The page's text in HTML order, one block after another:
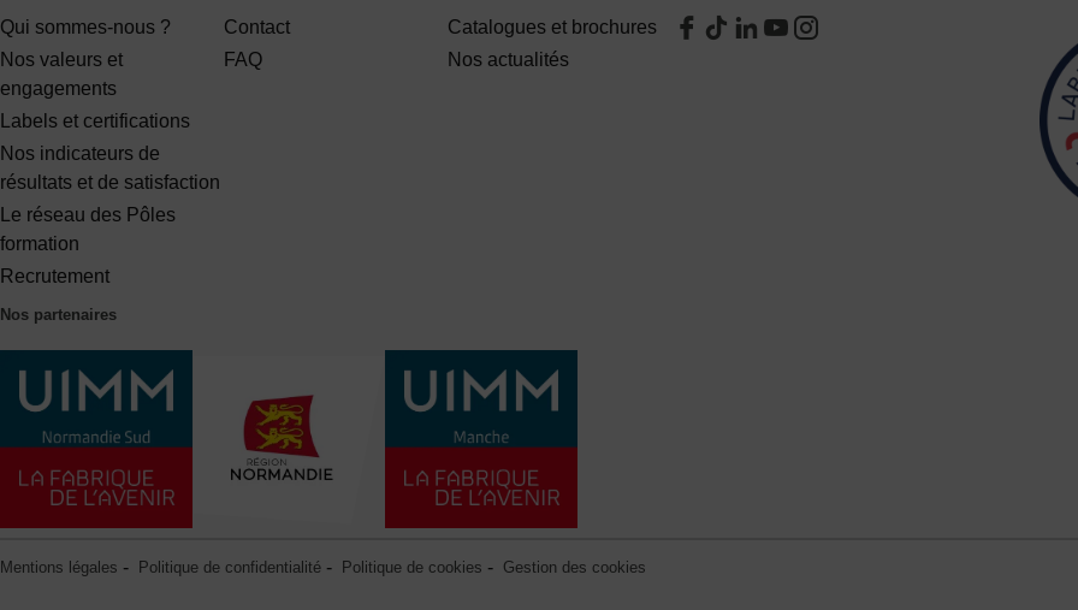
Qui sommes-nous ?
Nos valeurs et
engagements
Labels et certifications
Nos indicateurs de
résultats et de satisfaction
Le réseau des Pôles
formation
Recrutement
Contact
FAQ
Catalogues et brochures
Nos actualités
Nos partenaires
Mentions légales Politique de confidentialité Politique de cookies Gestion des cookies